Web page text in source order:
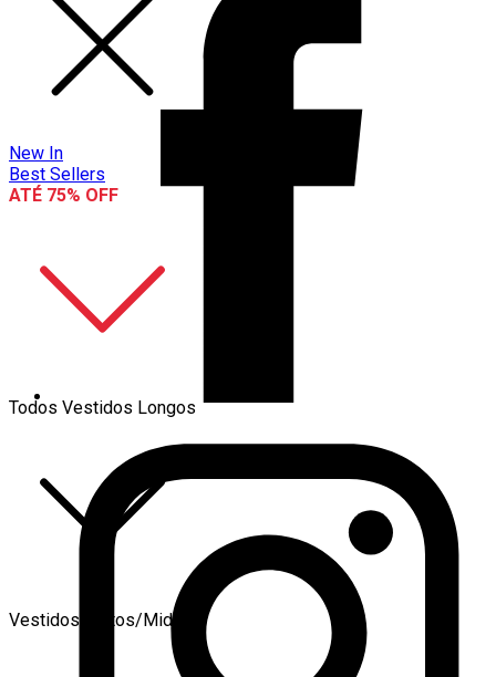
New In
Best Sellers
ATÉ 75% OFF
Todos Vestidos Longos
Vestidos Curtos/Midi